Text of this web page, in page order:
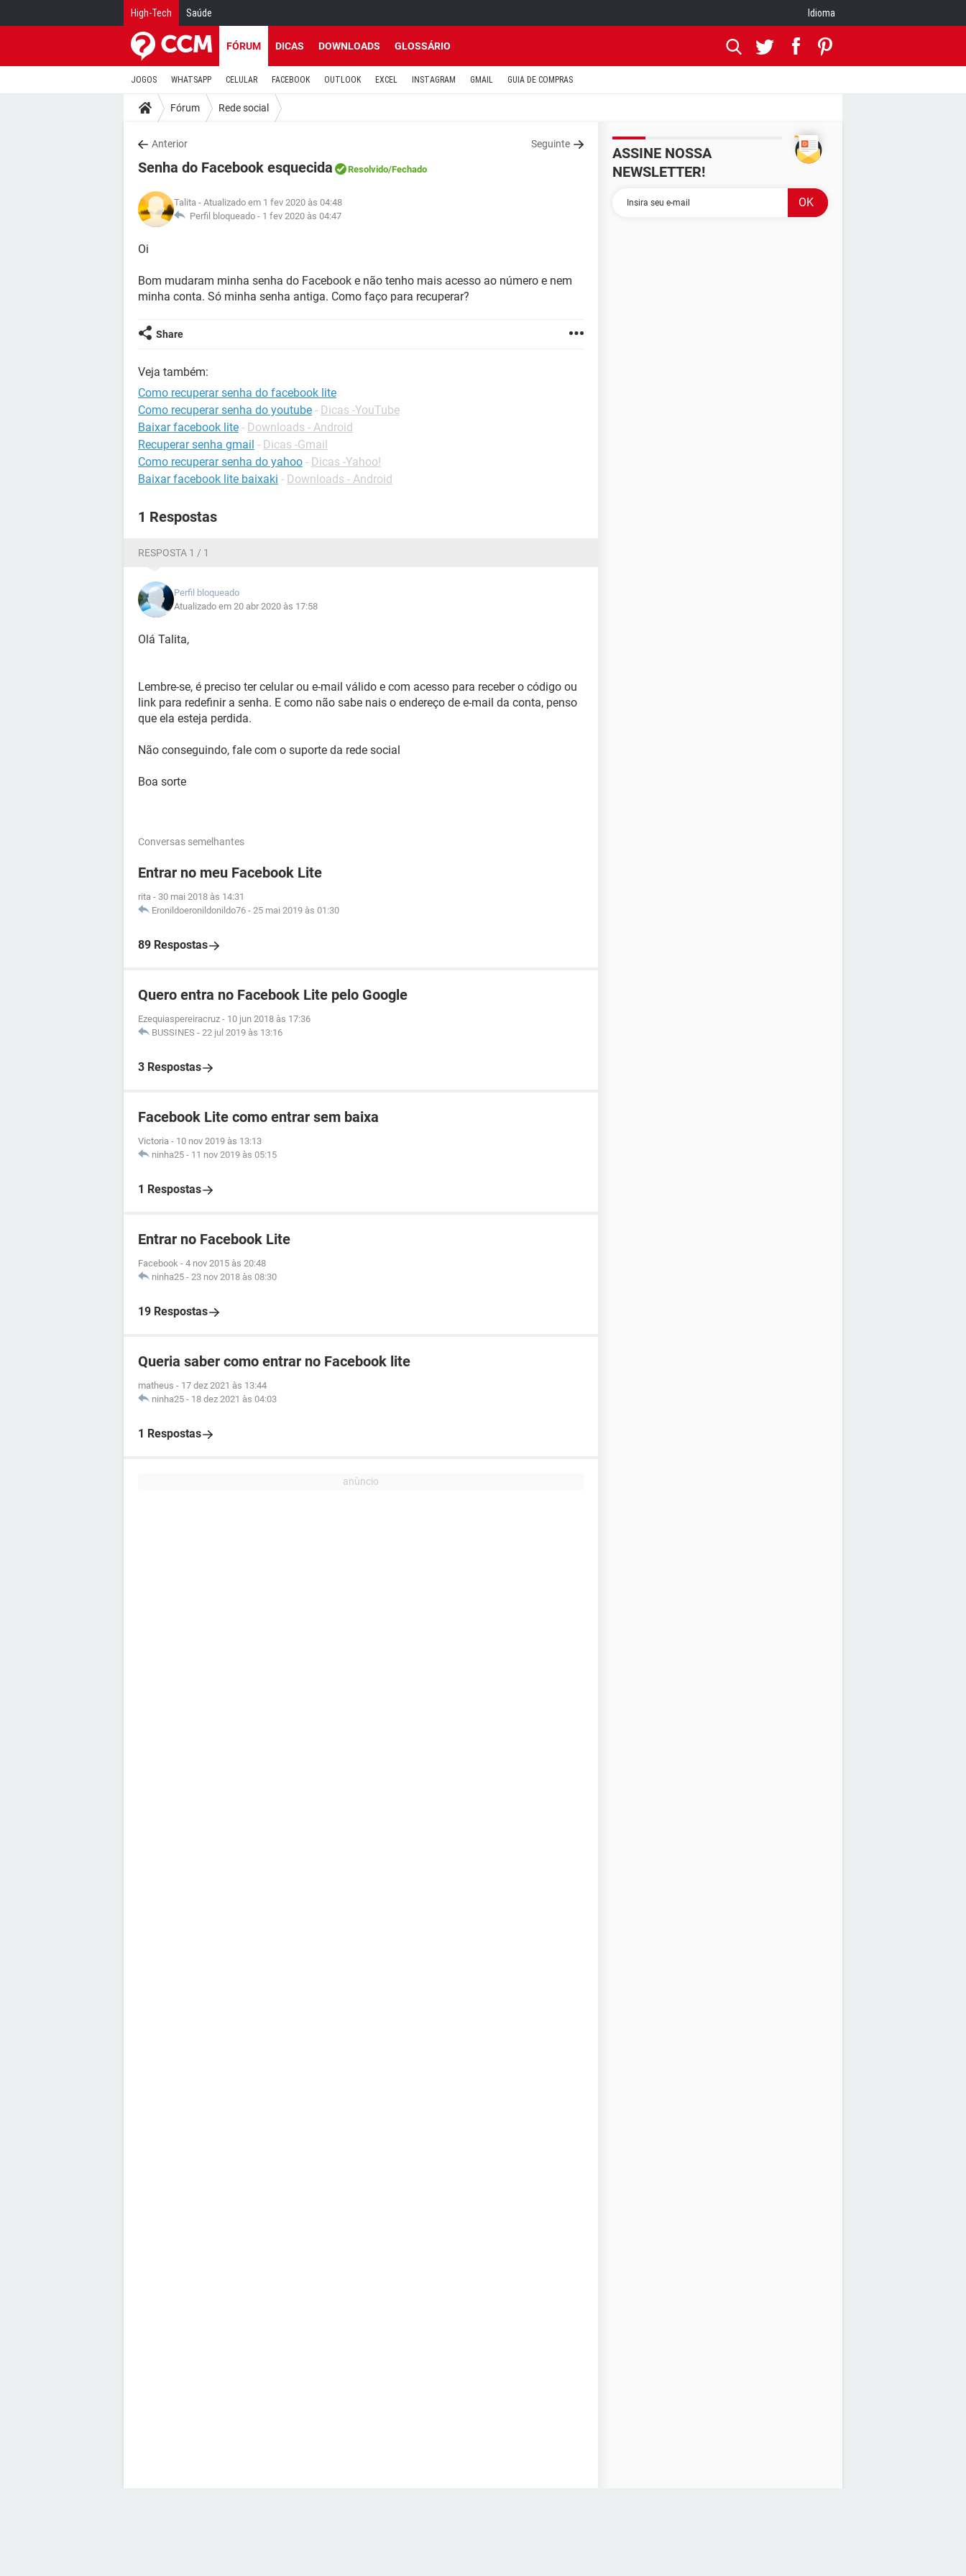
High-Tech Saúde Idioma
FÓRUM DICAS DOWNLOADS GLOSSÁRIO
JOGOS WHATSAPP CELULAR FACEBOOK OUTLOOK EXCEL INSTAGRAM GMAIL GUIA DE COMPRAS
Fórum Rede social
Anterior Seguinte
Senha do Facebook esquecida Resolvido/Fechado
Talita - Atualizado em 1 fev 2020 às 04:48
Perfil bloqueado - 1 fev 2020 às 04:47
Oi
Bom mudaram minha senha do Facebook e não tenho mais acesso ao número e nem
minha conta. Só minha senha antiga. Como faço para recuperar?
Share
Veja também:
Como recuperar senha do facebook lite
Como recuperar senha do youtube - Dicas -YouTube
Baixar facebook lite - Downloads - Android
Recuperar senha gmail - Dicas -Gmail
Como recuperar senha do yahoo - Dicas -Yahoo!
Baixar facebook lite baixaki - Downloads - Android
1 Respostas
RESPOSTA 1 / 1
Perfil bloqueado
Atualizado em 20 abr 2020 às 17:58
Olá Talita,
Lembre-se, é preciso ter celular ou e-mail válido e com acesso para receber o código ou
link para redefinir a senha. E como não sabe nais o endereço de e-mail da conta, penso
que ela esteja perdida.
Não conseguindo, fale com o suporte da rede social
Boa sorte
Conversas semelhantes
Entrar no meu Facebook Lite
rita - 30 mai 2018 às 14:31
Eronildoeronildonildo76 - 25 mai 2019 às 01:30
89 Respostas
Quero entra no Facebook Lite pelo Google
Ezequiaspereiracruz - 10 jun 2018 às 17:36
BUSSINES - 22 jul 2019 às 13:16
3 Respostas
Facebook Lite como entrar sem baixa
Victoria - 10 nov 2019 às 13:13
ninha25 - 11 nov 2019 às 05:15
1 Respostas
Entrar no Facebook Lite
Facebook - 4 nov 2015 às 20:48
ninha25 - 23 nov 2018 às 08:30
19 Respostas
Queria saber como entrar no Facebook lite
matheus - 17 dez 2021 às 13:44
ninha25 - 18 dez 2021 às 04:03
1 Respostas
ASSINE NOSSA
NEWSLETTER!